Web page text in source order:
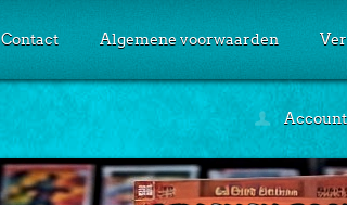
Contact Algemene voorwaarden
Account